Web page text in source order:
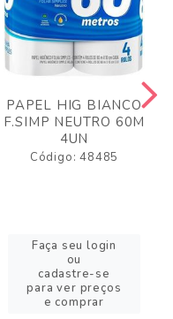
PAPEL HIG BIANCO
F.SIMP NEUTRO 60M
4UN
Código: 48485
Faça seu login
ou
cadastre-se
para ver preços
e comprar